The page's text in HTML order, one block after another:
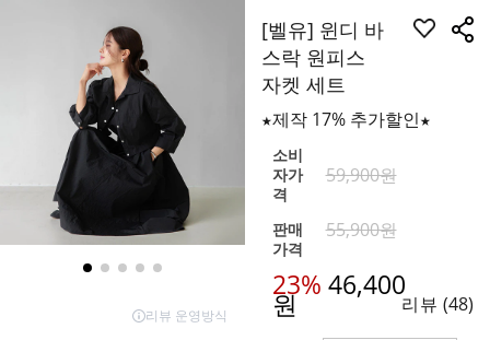
[벨유] 윈디 바
스락 원피스
자켓 세트
★제작 17% 추가할인★
소비
자가
격
59,900원
판매
가격
55,900원
23% 46,400
원 리뷰 (48)